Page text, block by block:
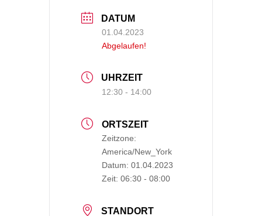
DATUM
01.04.2023
Abgelaufen!
UHRZEIT
12:30 - 14:00
ORTSZEIT
Zeitzone:
America/New_York
Datum: 01.04.2023
Zeit: 06:30 - 08:00
STANDORT